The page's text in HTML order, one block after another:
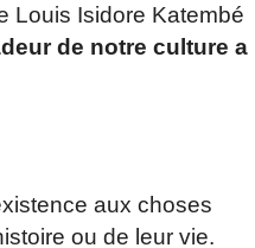
Louis Isidore Katembé
de notre culture a
aux choses
ou de leur vie.